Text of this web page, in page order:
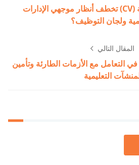
كيف تبني سيرة ذاتية (CV) تخطف أنظار موجهي الإدارات
ولجان التوظيف؟
المقال التالي
التعامل مع الأزمات الطارئة وتأمين
التعليمية